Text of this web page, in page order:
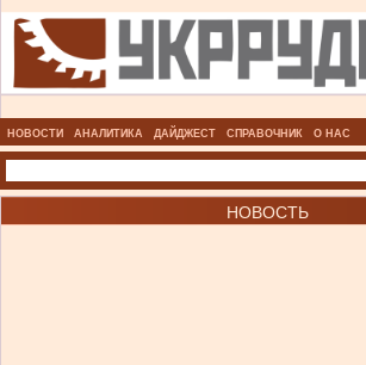
НОВОСТИ АНАЛИТИКА ДАЙДЖЕСТ СПРАВОЧНИК О НАС
НОВОСТЬ